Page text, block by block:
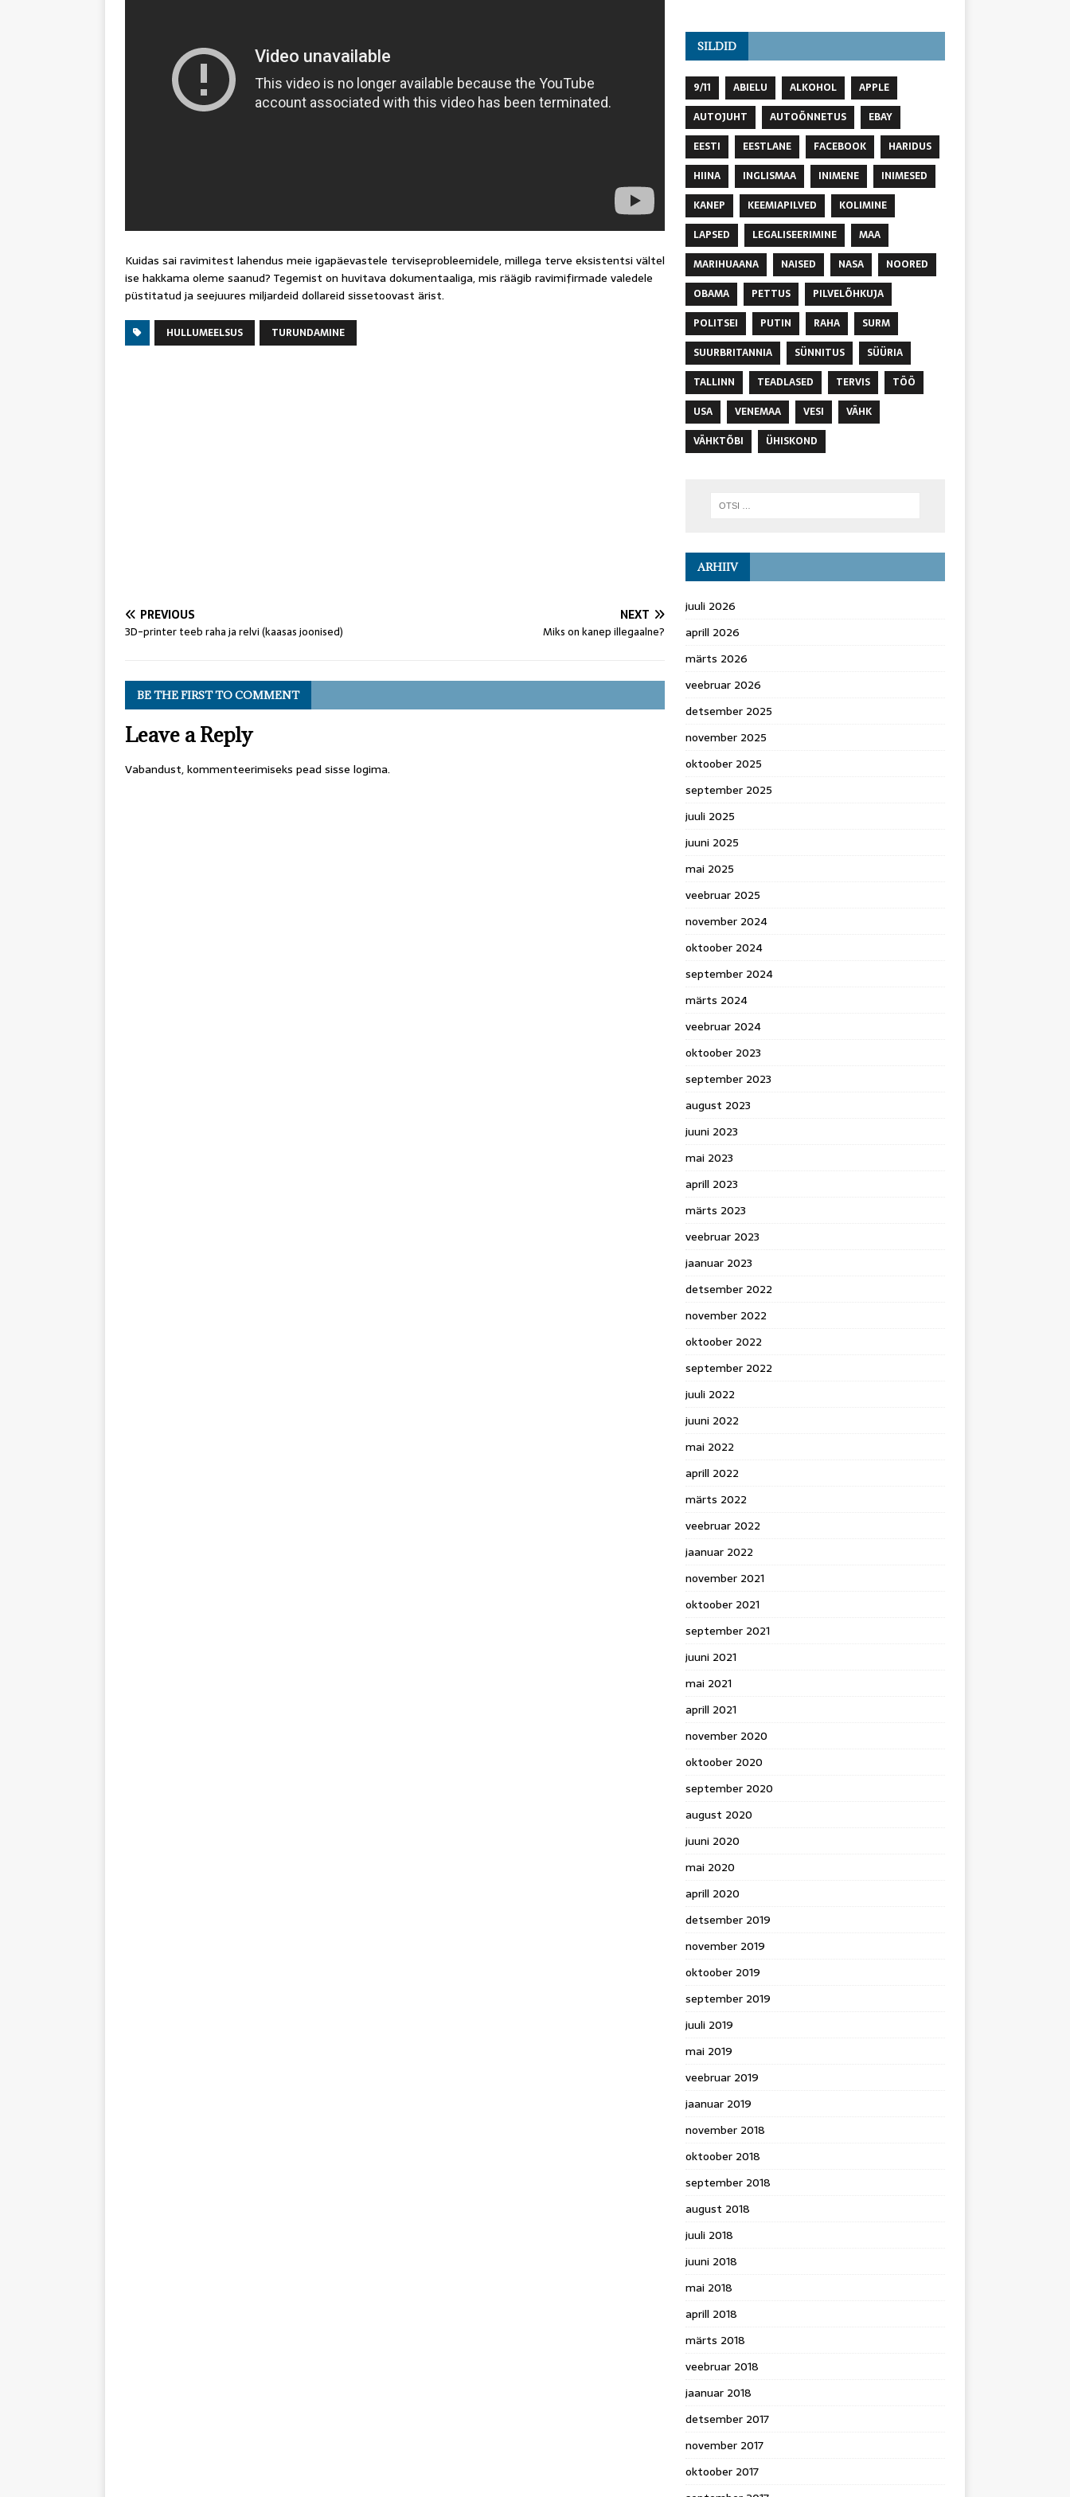
Kuidas sai ravimitest lahendus meie igapäevastele terviseprobleemidele, millega terve eksistentsi vältel
ise hakkama oleme saanud? Tegemist on huvitava dokumentaaliga, mis räägib ravimifirmade valedele
püstitatud ja seejuures miljardeid dollareid sissetoovast ärist.
HULLUMEELSUS TURUNDAMINE
PREVIOUS
3D-printer teeb raha ja relvi (kaasas joonised)
NEXT
Miks on kanep illegaalne?
BE THE FIRST TO COMMENT
Leave a Reply
Vabandust, kommenteerimiseks pead sisse logima.
SILDID
9/11 ABIELU ALKOHOL
APPLE
AUTOJUHT
AUTOÕNNETUS
EBAY
EESTI
EESTLANE FACEBOOK
HARIDUS
HIINA
INGLISMAA INIMENE
INIMESED
KANEP
KEEMIAPILVED
KOLIMINE
LAPSED
LEGALISEERIMINE
MAA
MARIHUAANA
NAISED NASA
NOORED
OBAMA
PETTUS
PILVELÕHKUJA
POLITSEI
PUTIN RAHA
SURM
SUURBRITANNIA
SÜNNITUS
SÜÜRIA
TALLINN
TEADLASED TERVIS
TÖÖ
USA
VENEMAA VESI
VÄHK
VÄHKTÕBI
ÜHISKOND
ARHIIV
juuli 2026
aprill 2026
märts 2026
veebruar 2026
detsember 2025
november 2025
oktoober 2025
september 2025
juuli 2025
juuni 2025
mai 2025
veebruar 2025
november 2024
oktoober 2024
september 2024
märts 2024
veebruar 2024
oktoober 2023
september 2023
august 2023
juuni 2023
mai 2023
aprill 2023
märts 2023
veebruar 2023
jaanuar 2023
detsember 2022
november 2022
oktoober 2022
september 2022
juuli 2022
juuni 2022
mai 2022
aprill 2022
märts 2022
veebruar 2022
jaanuar 2022
november 2021
oktoober 2021
september 2021
juuni 2021
mai 2021
aprill 2021
november 2020
oktoober 2020
september 2020
august 2020
juuni 2020
mai 2020
aprill 2020
detsember 2019
november 2019
oktoober 2019
september 2019
juuli 2019
mai 2019
veebruar 2019
jaanuar 2019
november 2018
oktoober 2018
september 2018
august 2018
juuli 2018
juuni 2018
mai 2018
aprill 2018
märts 2018
veebruar 2018
jaanuar 2018
detsember 2017
november 2017
oktoober 2017